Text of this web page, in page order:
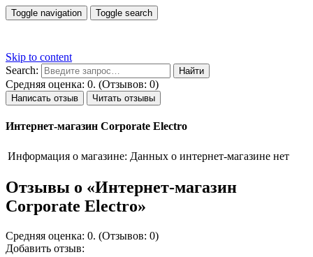
Toggle navigation Toggle search
Skip to content
Search:
Средняя оценка: 0. (Отзывов: 0)
Написать отзыв Читать отзывы
Интернет-магазин Corporate Electro
Информация о магазине: Данных о интернет-магазине нет
Отзывы о «Интернет-магазин
Corporate Electro»
Средняя оценка: 0. (Отзывов: 0)
Добавить отзыв: